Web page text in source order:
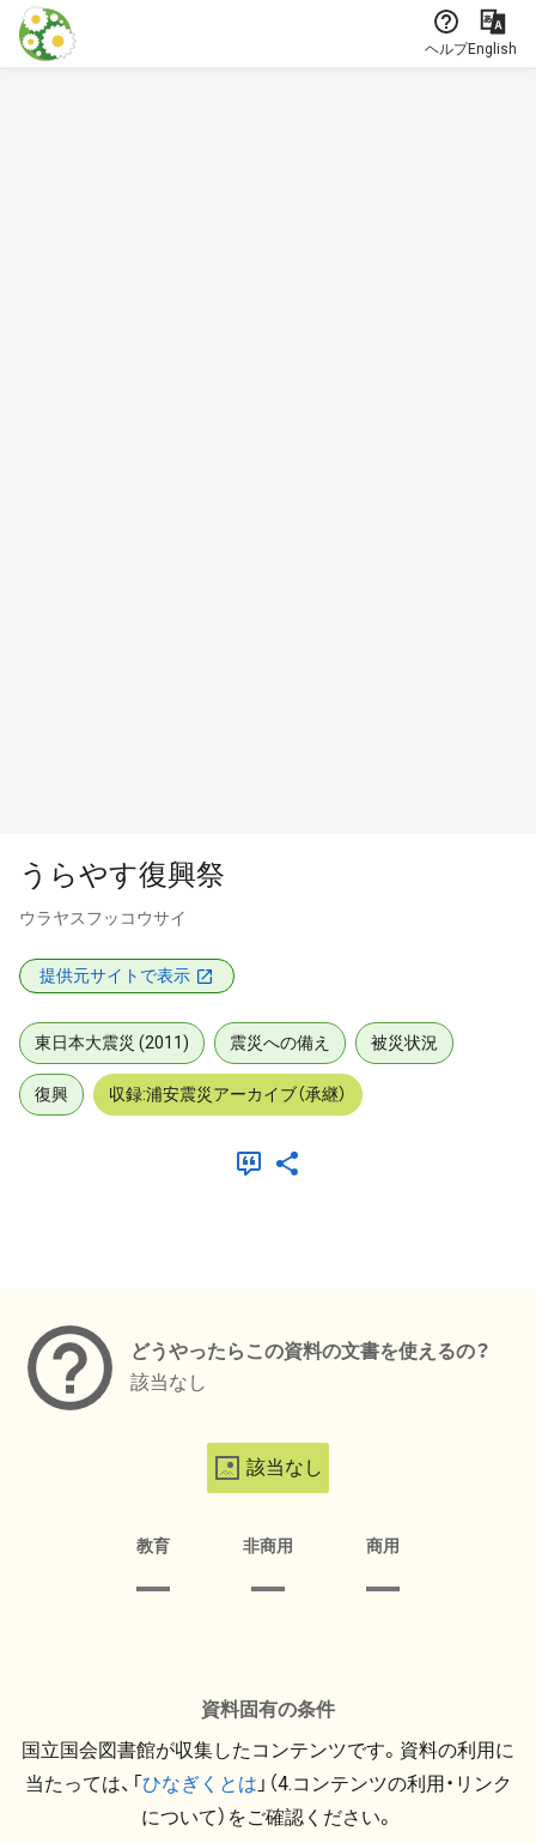
本文に飛ぶ
ヘルプEnglish
うらやす復興祭
ウラヤスフッコウサイ
提供元サイトで表示
東日本大震災 (2011) 震災への備え 被災状況
復興 収録:浦安震災アーカイブ（承継）
どうやったらこの資料の文書を使えるの？
該当なし
該当なし
教育 非商用 商用
資料固有の条件
国立国会図書館が収集したコンテンツです。資料の利用に
当たっては、「ひなぎくとは 」（4.コンテンツの利用・リンク
について）をご確認ください。